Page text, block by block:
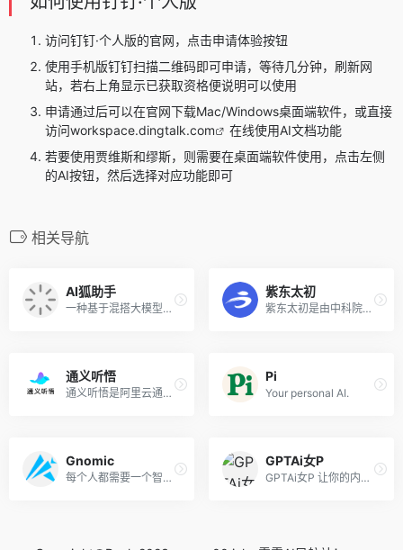
访问钉钉·个人版的官网，点击申请体验按钮
使用手机版钉钉扫描二维码即可申请，等待几分钟，刷新网
站，若右上角显示已获取资格便说明可以使用
申请通过后可以在官网下载Mac/Windows桌面端软件，或直接
访问workspace.dingtalk.com
在线使用AI文档功能
若要使用贾维斯和缪斯，则需要在桌面端软件使用，点击左侧
的AI按钮，然后选择对应功能即可
相关导航
AI狐助手
一种基于混搭大模型的对话系统
紫东太初
紫东太初是由中科院自动化所...
通义听悟
通义听悟是阿里云通义家族新成员，是一款聚焦于音视频内容的工作学习AI助手。内置了通义千问大模型的理解与摘要能力，结合阿里云在音频AI领域深厚的积累，可帮助用户高效地完成对...
Pi
Your personal ΑΙ.
Gnomic
每个人都需要一个智能体，你想要哪一款....
GPTAi女P
GPTAi女P 让你的内容 更具创造性